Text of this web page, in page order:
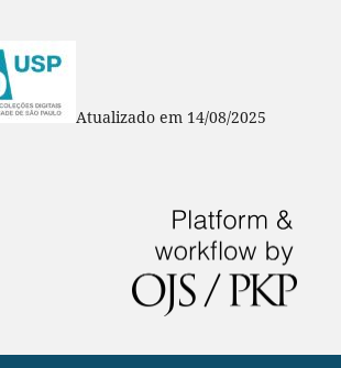
Atualizado em 14/08/2025